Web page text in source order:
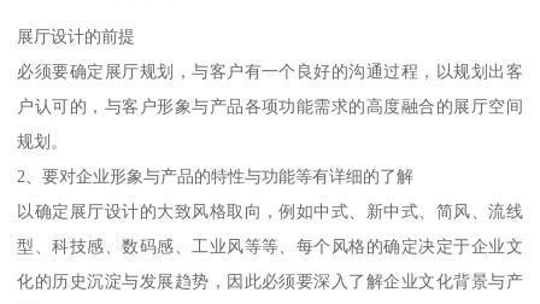
展厅设计的前提
必须要确定展厅规划，与客户有一个良好的沟通过程，以规划出客
户认可的，与客户形象与产品各项功能需求的高度融合的展厅空间
规划。
2、要对企业形象与产品的特性与功能等有详细的了解
以确定展厅设计的大致风格取向，例如中式、新中式、简风、流线
型、科技感、数码感、工业风等等、每个风格的确定决定于企业文
化的历史沉淀与发展趋势，因此必须要深入了解企业文化背景与产